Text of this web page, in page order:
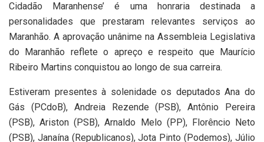
Cidadão Maranhense’ é uma honraria destinada a
personalidades que prestaram relevantes serviços ao
Maranhão. A aprovação unânime na Assembleia Legislativa
do Maranhão reflete o apreço e respeito que Maurício
Ribeiro Martins conquistou ao longo de sua carreira.
Estiveram presentes à solenidade os deputados Ana do
Gás (PCdoB), Andreia Rezende (PSB), Antônio Pereira
(PSB), Ariston (PSB), Arnaldo Melo (PP), Florêncio Neto
(PSB), Janaína (Republicanos), Jota Pinto (Podemos), Júlio